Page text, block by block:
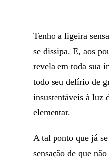
Tenho a ligeira
se dissipa. E, aos
revela em toda sua
todo seu delírio de
insustentáveis à luz
elementar.
A tal ponto que já
sensação de que